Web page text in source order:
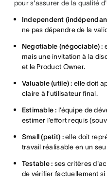
pour s'assurer de la qualité
Independent
ne pas dépendre de la
Negotiable (négociable) :
mais une invitation à la
et le Product Owner.
Valuable (utile) : elle doit
claire à l’utilisateur final.
Estimable : l’équipe de
estimer l’effort requis
Small (petit) :elle doit
travail réalisable en un
Testable : ses critères
de vérifier factuellement